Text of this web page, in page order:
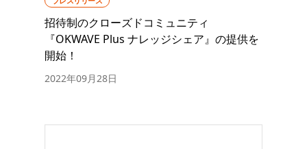
招待制のクローズドコミュニティ
『OKWAVE Plus ナレッジシェア』の提供を
開始！
2022年09月28日